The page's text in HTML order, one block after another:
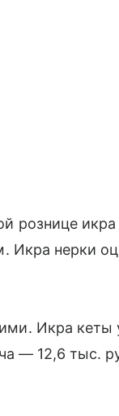
рознице
Икра нерки
Икра кеты
— 12,6 тыс.